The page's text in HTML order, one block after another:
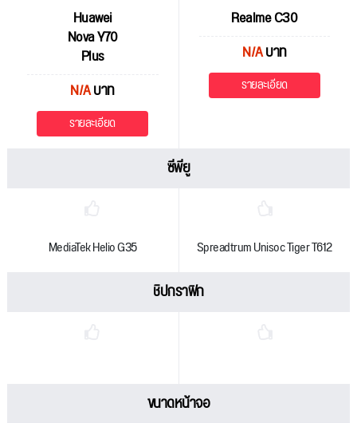
Huawei
Nova Y70
Plus
N/Aบาท
รายละเอียด
Realme C30
N/Aบาท
รายละเอียด
ซีพียู
MediaTek Helio G35 Spreadtrum Unisoc Tiger T612
ชิปกราฟิก
ขนาดหน้าจอ